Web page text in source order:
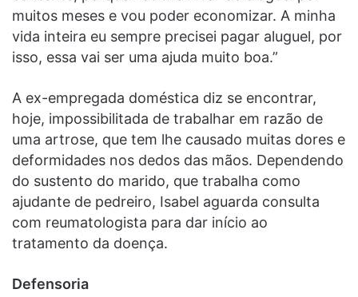
muitos meses e vou poder economizar. A minha
vida inteira eu sempre precisei pagar aluguel, por
isso, essa vai ser uma ajuda muito boa.”
A ex-empregada doméstica diz se encontrar,
hoje, impossibilitada de trabalhar em razão de
uma artrose, que tem lhe causado muitas dores e
deformidades nos dedos das mãos. Dependendo
do sustento do marido, que trabalha como
ajudante de pedreiro, Isabel aguarda consulta
com reumatologista para dar início ao
tratamento da doença.
Defensoria